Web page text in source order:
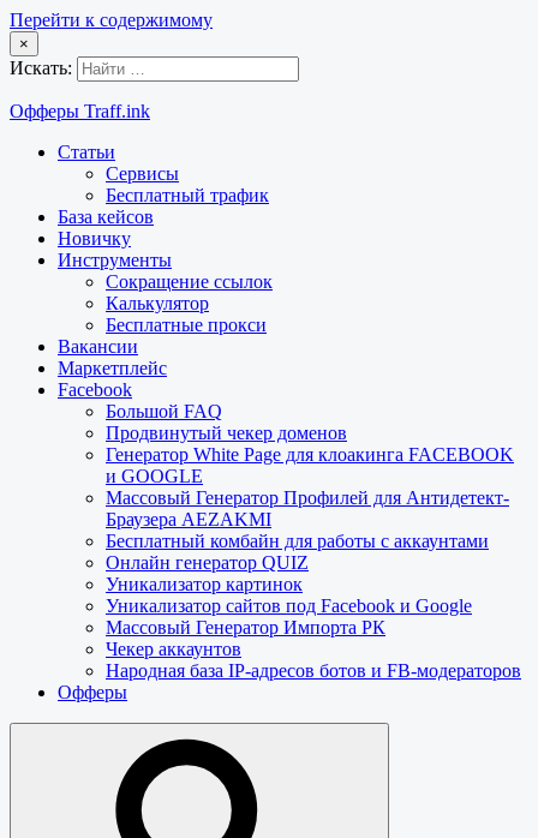
Перейти к содержимому
×
Искать:
Офферы Traff.ink
Статьи
Сервисы
Бесплатный трафик
База кейсов
Новичку
Инструменты
Сокращение ссылок
Калькулятор
Бесплатные прокси
Вакансии
Маркетплейс
Facebook
Большой FAQ
Продвинутый чекер доменов
Генератор White Page для клоакинга FACEBOOK
и GOOGLE
Массовый Генератор Профилей для Антидетект-
Браузера AEZAKMI
Бесплатный комбайн для работы с аккаунтами
Онлайн генератор QUIZ
Уникализатор картинок
Уникализатор сайтов под Facebook и Google
Массовый Генератор Импорта РК
Чекер аккаунтов
Народная база IP-адресов ботов и FB-модераторов
Офферы